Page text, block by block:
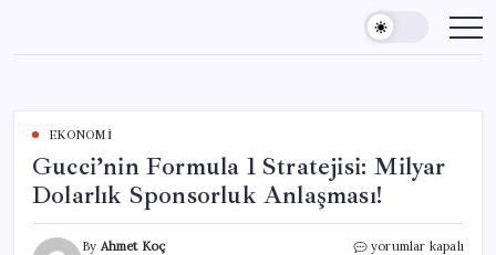
content
EKONOMI
Gucci’nin Formula 1 Stratejisi: Milyar
Dolarlık Sponsorluk Anlaşması!
By Ahmet Koç
Gucci’nin
yorumlar kapalı